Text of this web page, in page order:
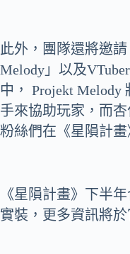
此外，團隊還將邀請
Melody」以及
中， Projekt Melody
手來協助玩家，而
粉絲們在《星隕計畫
《星隕計畫》下半
實裝，更多資訊將於